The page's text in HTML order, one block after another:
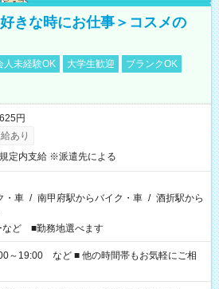
きな時にお仕事＞コスメの
人未経験OK 大学生歓迎
ブランクOK
円
あり
定内支給 ※派遣先による
・車 / 南甲府駅からバイク・車 / 酒折駅から
など ■勤務地選べます
■ 他の時間帯もお気軽にご相